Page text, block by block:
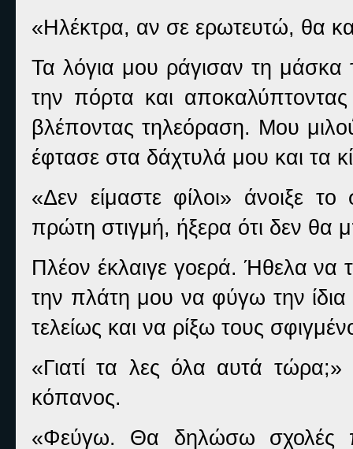
«Ηλέκτρα, αν σε ερωτευτώ, θα
Τα λόγια μου ράγισαν τη
την πόρτα και
βλέποντας τηλεόραση. Μου
έφτασε στα δάχτυλά μου και τα
«Δεν είμαστε φίλοι» άνοιξε
πρώτη στιγμή, ήξερα ότι δεν
Πλέον έκλαιγε γοερά. Ήθελα να
την πλάτη μου να φύγω την
τελείως και να ρίξω τους
«Γιατί τα λες όλα αυτά
κόπανος.
«Φεύγω. Θα δηλώσω σχολές